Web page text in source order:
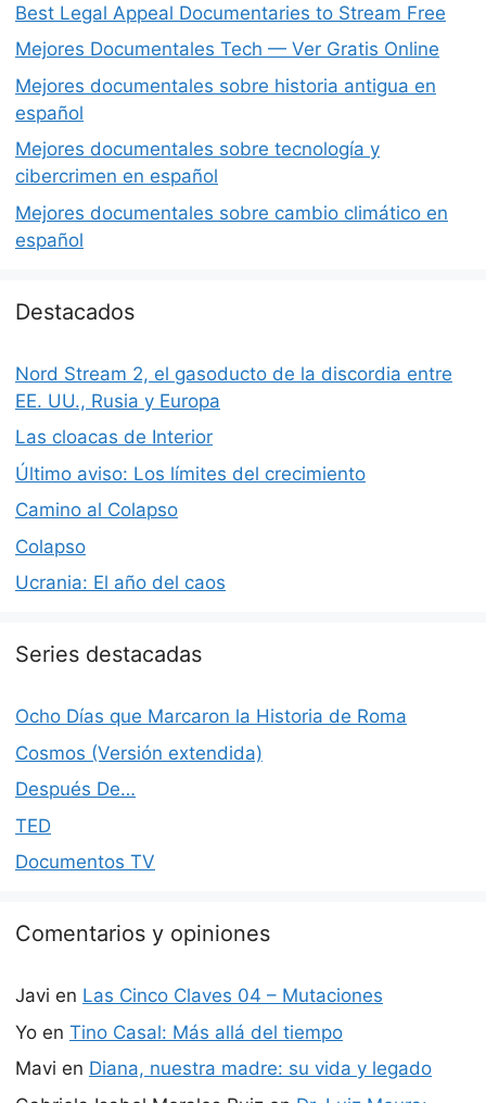
Best Legal Appeal Documentaries to Stream Free
Mejores Documentales Tech — Ver Gratis Online
Mejores documentales sobre historia antigua en
español
Mejores documentales sobre tecnología y
cibercrimen en español
Mejores documentales sobre cambio climático en
español
Destacados
Nord Stream 2, el gasoducto de la discordia entre
EE. UU., Rusia y Europa
Las cloacas de Interior
Último aviso: Los límites del crecimiento
Camino al Colapso
Colapso
Ucrania: El año del caos
Series destacadas
Ocho Días que Marcaron la Historia de Roma
Cosmos (Versión extendida)
Después De…
TED
Documentos TV
Comentarios y opiniones
Javi en Las Cinco Claves 04 – Mutaciones
Yo en Tino Casal: Más allá del tiempo
Mavi en Diana, nuestra madre: su vida y legado